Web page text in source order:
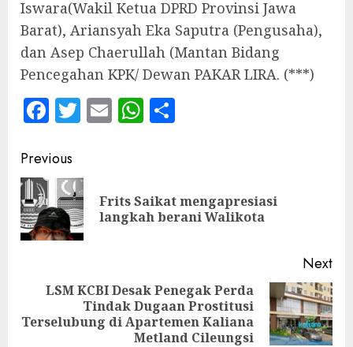
Iswara(Wakil Ketua DPRD Provinsi Jawa
Barat), Ariansyah Eka Saputra (Pengusaha),
dan Asep Chaerullah (Mantan Bidang
Pencegahan KPK/ Dewan PAKAR LIRA. (***)
Facebook
Twitter
EmailWhatsApp
Continue
Reading
Previous
Frits Saikat mengapresiasi
langkah berani Walikota
Next
post:
LSM KCBI Desak Penegak Perda
Tindak Dugaan Prostitusi
Terselubung di Apartemen Kaliana
Metland Cileungsi